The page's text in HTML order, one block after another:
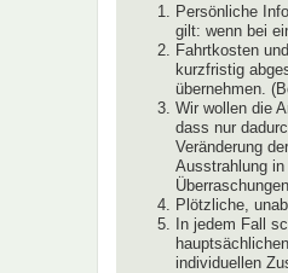
Persönliche
gilt: wenn bei
Fahrtkosten
kurzfristig
übernehmen.
Wir wollen die
dass nur
Veränderung
Ausstrahlung
Plötzliche,
In jedem Fall
individuellen